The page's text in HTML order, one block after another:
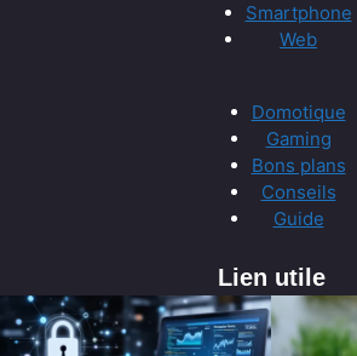
Smartphone
Web
Domotique
Gaming
Bons plans
Conseils
Guide
Lien utile